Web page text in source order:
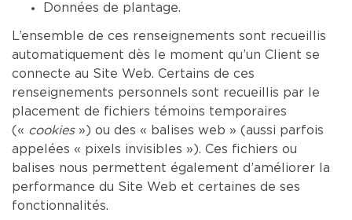
Données de plantage.
L’ensemble de ces renseignements sont recueillis
automatiquement dès le moment qu’un Client se
connecte au Site Web. Certains de ces
renseignements personnels sont recueillis par le
placement de fichiers témoins temporaires
(« cookies») ou des « balises web » (aussi parfois
appelées « pixels invisibles »). Ces fichiers ou
balises nous permettent également d’améliorer la
performance du Site Web et certaines de ses
fonctionnalités.